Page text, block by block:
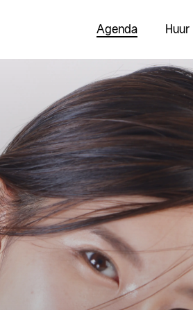
Agenda Huur